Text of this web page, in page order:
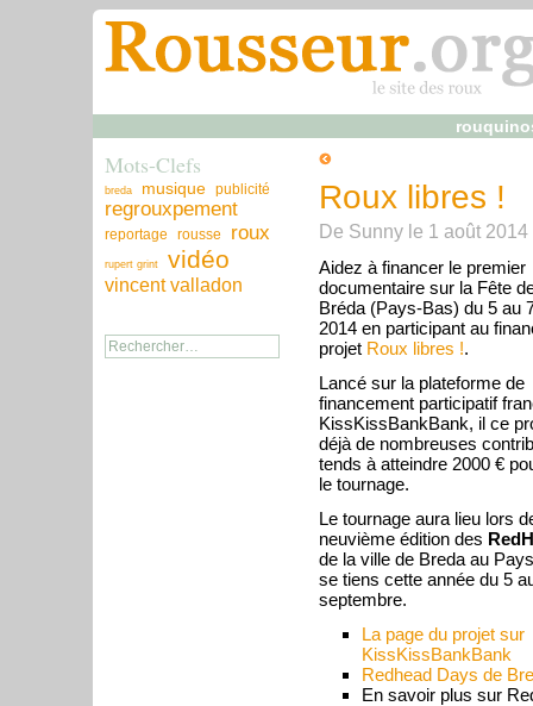
Mots-Clefs
breda musique publicité
regrouxpement
reportage rousse roux
rupert grint vidéo
vincent valladon
Roux libres !
De Sunnyle 1 août 2014
Aidez à financer le premier
documentaire sur la Fête
Bréda (Pays-Bas) du 5 au
2014 en participant au
projet Roux libres !.
Lancé sur la plateforme de
financement participatif
KissKissBankBank, il ce
déjà de nombreuses
tends à atteindre 2000 €
le tournage.
Le tournage aura lieu lors
neuvième édition des
de la ville de Breda au
se tiens cette année du 5
septembre.
La page du projet sur
KissKissBankBank
Redhead Days de
En savoir plus sur